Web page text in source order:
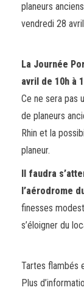
planeurs
vendredi 28
La Journée
avril de 10h à
Ce ne sera pas
de planeurs
Rhin et la
planeur.
Il faudra
l’aérodrome
finesses
s’éloigner du
Tartes flambés
Plus